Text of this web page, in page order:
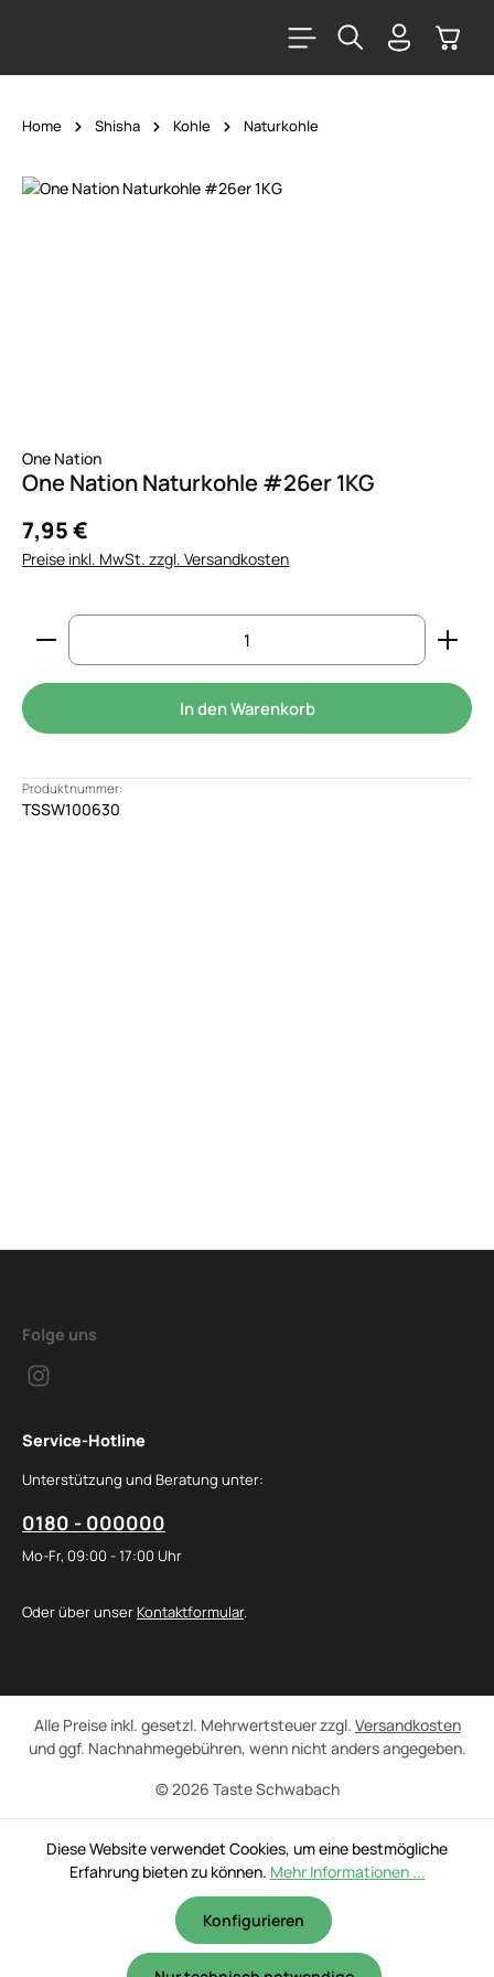
Home Shisha Kohle Naturkohle
Bildergalerie überspringen
One Nation
One Nation Naturkohle #26er 1KG
7,95 €
Preise inkl. MwSt. zzgl. Versandkosten
Produkt Anzahl: Gib den gewünschten Wert
In den Warenkorb
Produktnummer:
TSSW100630
Folge uns
Service-Hotline
Unterstützung und Beratung unter:
0180 - 000000
Mo-Fr, 09:00 - 17:00 Uhr
Oder über unser Kontaktformular.
© 2026 Taste Schwabach
Alle Preise inkl. gesetzl. Mehrwertsteuer zzgl. Versandkosten
und ggf. Nachnahmegebühren, wenn nicht anders angegeben.
Diese Website verwendet Cookies, um eine bestmögliche
Erfahrung bieten zu können. Mehr Informationen ...
Konfigurieren